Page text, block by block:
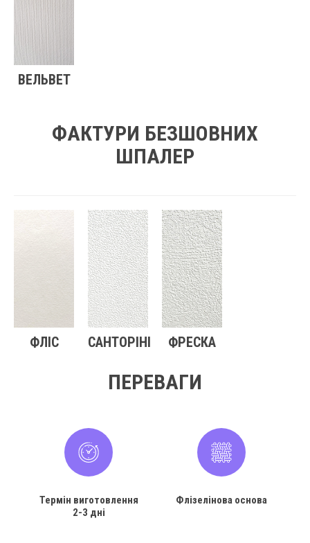
ВЕЛЬВЕТ
ФАКТУРИ БЕЗШОВНИХ
ШПАЛЕР
ФЛІС САНТОРІНІ ФРЕСКА
ПЕРЕВАГИ
Термін виготовлення
2-3 дні
Флізелінова основа